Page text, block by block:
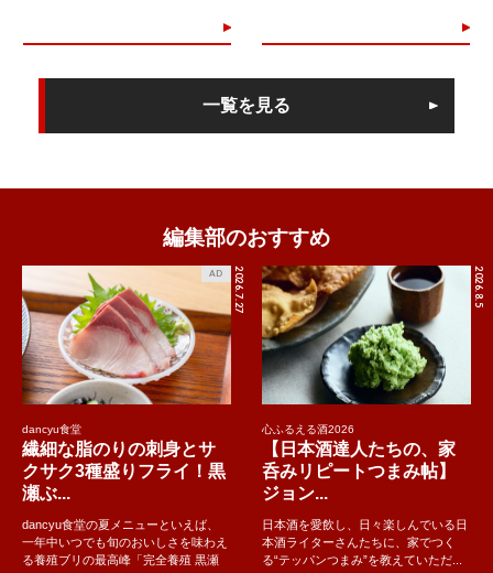
一覧を見る
編集部のおすすめ
2026.7.27
AD
dancyu食堂
繊細な脂のりの刺身とサ
クサク3種盛りフライ！黒
瀬ぶ...
dancyu食堂の夏メニューといえば、
一年中いつでも旬のおいしさを味わえ
る養殖ブリの最高峰「完全養殖 黒瀬
2026.8.5
心ふるえる酒2026
【日本酒達人たちの、家
呑みリピートつまみ帖】
ジョン...
日本酒を愛飲し、日々楽しんでいる日
本酒ライターさんたちに、家でつく
る“テッパンつまみ”を教えていただ...